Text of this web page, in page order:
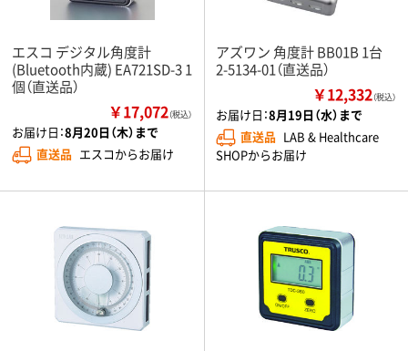
エスコ デジタル角度計
(Bluetooth内蔵) EA721SD-3 1
個（直送品）
￥17,072（税込）
お届け日：8月20日（木）まで
直送品 エスコからお届け
アズワン 角度計 BB01B 1台
2-5134-01（直送品）
￥12,332（税込）
お届け日：8月19日（水）まで
直送品 LAB & Healthcare
SHOPからお届け